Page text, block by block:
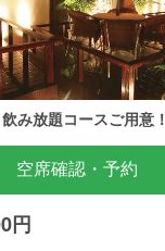
み放題コースご用意！
空席確認・予約
円